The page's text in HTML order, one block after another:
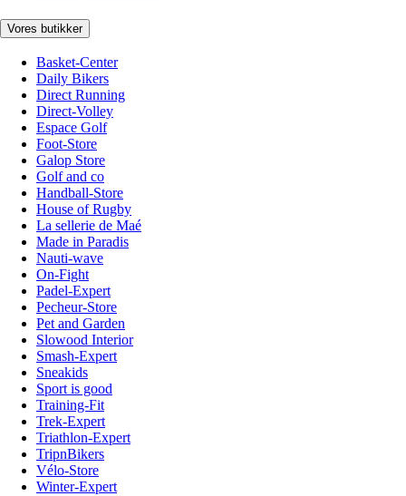
Vores butikker
Basket-Center
Daily Bikers
Direct Running
Direct-Volley
Espace Golf
Foot-Store
Galop Store
Golf and co
Handball-Store
House of Rugby
La sellerie de Maé
Made in Paradis
Nauti-wave
On-Fight
Padel-Expert
Pecheur-Store
Pet and Garden
Slowood Interior
Smash-Expert
Sneakids
Sport is good
Training-Fit
Trek-Expert
Triathlon-Expert
TripnBikers
Vélo-Store
Winter-Expert